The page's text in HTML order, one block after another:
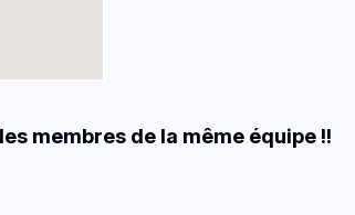
membres de la même équipe !!